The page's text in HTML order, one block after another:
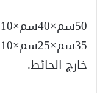
خارج الحائط.